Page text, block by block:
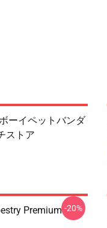
ーイペットバンダ
ストア
Premium -20%